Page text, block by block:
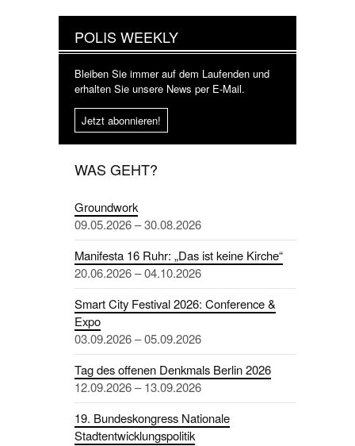
POLIS WEEKLY
Bleiben Sie immer auf dem Laufenden und
erhalten Sie unsere News per E-Mail.
Jetzt abonnieren!
WAS GEHT?
Groundwork
09.05.2026 – 30.08.2026
Manifesta 16 Ruhr: „Das ist keine Kirche“
20.06.2026 – 04.10.2026
Smart City Festival 2026: Conference &
Expo
03.09.2026 – 05.09.2026
Tag des offenen Denkmals Berlin 2026
12.09.2026 – 13.09.2026
19. Bundeskongress Nationale
Stadtentwicklungspolitik